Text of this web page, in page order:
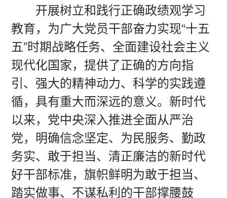
开展树立和践行正确政绩观学习
教育，为广大党员干部奋力实现“十五
五”时期战略任务、全面建设社会主义
现代化国家，提供了正确的方向指
引、强大的精神动力、科学的实践遵
循，具有重大而深远的意义。新时代
以来，党中央深入推进全面从严治
党，明确信念坚定、为民服务、勤政
务实、敢于担当、清正廉洁的新时代
好干部标准，旗帜鲜明为敢于担当、
踏实做事、不谋私利的干部撑腰鼓